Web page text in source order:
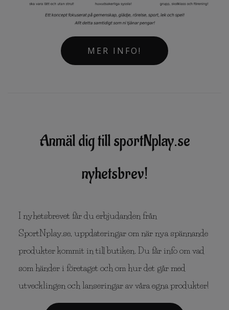
MER INFO!
Anmäl dig till sportNplay.se
nyhetsbrev!
I nyhetsbrevet får du erbjudanden från
SportNplay.se, uppdateringar om när nya spännande
produkter kommit in till butiken. Du får info om vad
som händer i företaget och om hur det går med
utvecklingen och lanseringar av våra egna produkter!